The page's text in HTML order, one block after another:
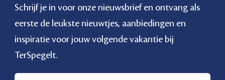
Schrijf je in voor onze nieuwsbrief en ontvang als
eerste de leukste nieuwtjes, aanbiedingen en
inspiratie voor jouw volgende vakantie bij
TerSpegelt.